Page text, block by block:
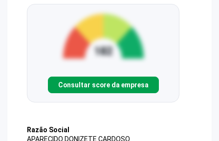
Consultar score da empresa
Razão Social
APARECIDO DONIZETE CARDOSO